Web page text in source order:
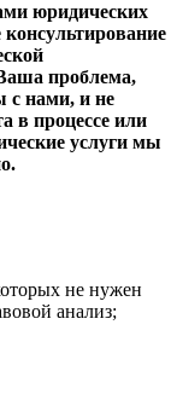
юридических
проблема,
с нами, и не
в процессе или
услуги мы
не нужен
анализ;